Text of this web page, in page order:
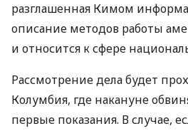
разглашенная Кимом
описание методов работы
и относится к сфере
Рассмотрение дела будет
Колумбия, где накануне
первые показания. В случае,